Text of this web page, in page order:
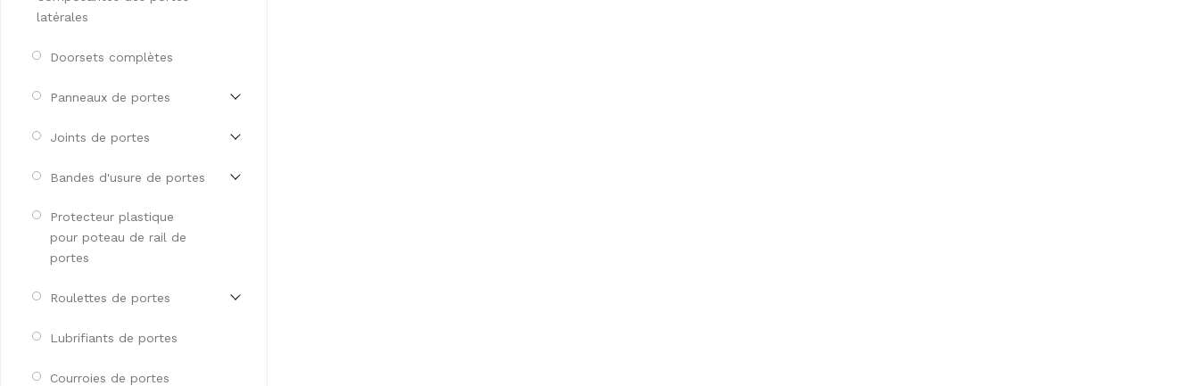
latérales
Doorsets complètes
Panneaux de portes
Joints de portes
Bandes d'usure de portes
Protecteur plastique
pour poteau de rail de
portes
Roulettes de portes
Lubrifiants de portes
Courroies de portes